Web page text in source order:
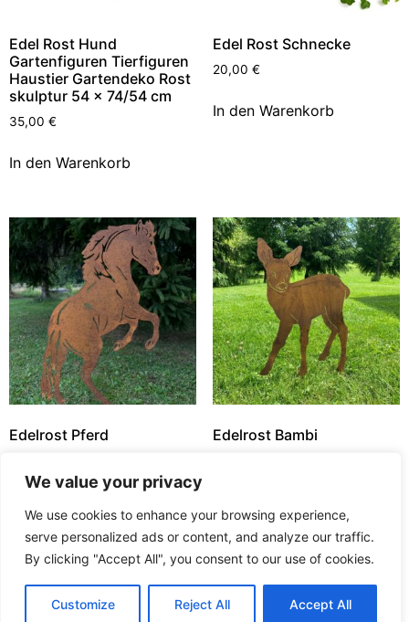
We value your privacy
We use cookies to enhance your browsing experience,
serve personalized ads or content, and analyze our traffic.
By clicking "Accept All", you consent to our use of cookies.
Customize Reject All Accept All
Edel Rost Hund
Gartenfiguren Tierfiguren
Haustier Gartendeko Rost
skulptur 54 x 74/54 cm
35,00 €
In den Warenkorb
Edel Rost Schnecke
20,00 €
In den Warenkorb
Edelrost Pferd Edelrost Bambi
Traume im Garten